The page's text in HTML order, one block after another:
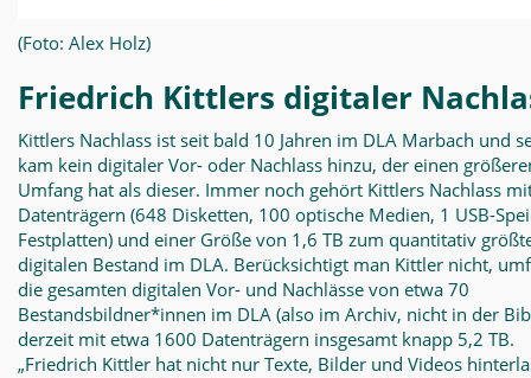
(Foto: Alex Holz)
Friedrich Kittlers digitaler
Kittlers Nachlass ist seit bald 10 Jahren im DLA Marbach und
kam kein digitaler Vor- oder Nachlass hinzu, der einen
Umfang hat als dieser. Immer noch gehört Kittlers Nachlass
Datenträgern (648 Disketten, 100 optische Medien, 1 USB-
Festplatten) und einer Größe von 1,6 TB zum quantitativ
digitalen Bestand im DLA. Berücksichtigt man Kittler nicht,
die gesamten digitalen Vor- und Nachlässe von etwa 70
Bestandsbildner*innen im DLA (also im Archiv, nicht in der
derzeit mit etwa 1600 Datenträgern insgesamt knapp 5,2 TB.
„Friedrich Kittler hat nicht nur Texte, Bilder und Videos